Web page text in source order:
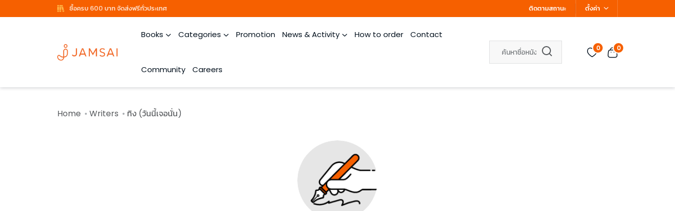
ซื้อครบ 600 บาท จัดส่งฟรีทั่วประเทศ ติดตามสถานะ ตั้งค่า
Books Categories Promotion News & Activity How to order Contact
Community Careers
0 0
Home Writers ทิง (วันนี้เจอนั่น)